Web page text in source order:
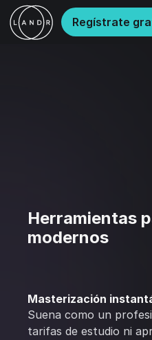
Regístrate
Herramientas
modernos
Masterización
Suena como un
tarifas de estudio ni